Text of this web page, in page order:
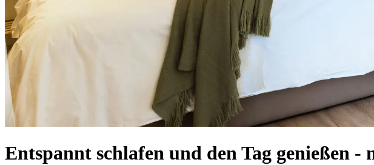
Entspannt schlafen und den Tag genießen